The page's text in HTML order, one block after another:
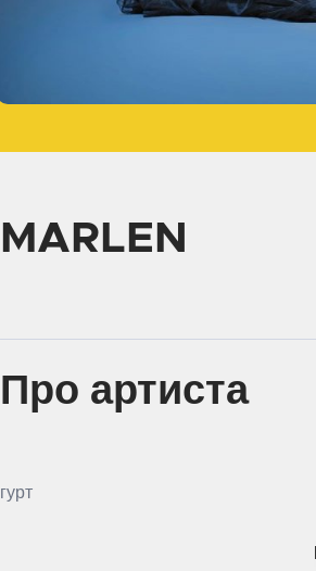
MARLEN
Про артиста
гурт